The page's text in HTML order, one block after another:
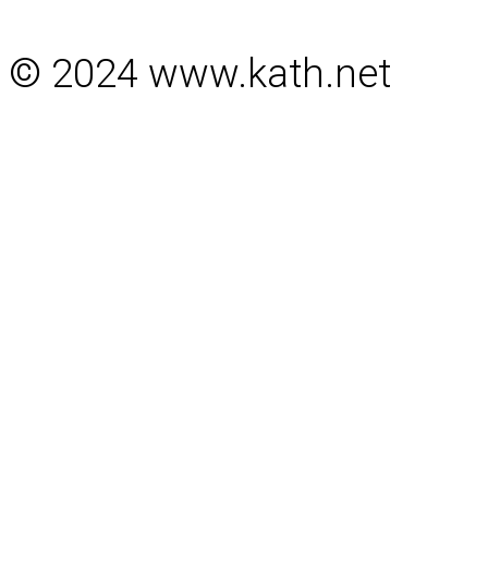
© 2024 www.kath.net